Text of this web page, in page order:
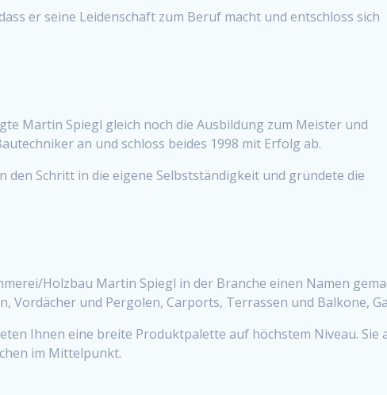
er seine Leidenschaft zum Beruf macht und entschloss sich
Martin Spiegl gleich noch die Ausbildung zum Meister und
an und schloss beides 1998 mit Erfolg ab.
den Schritt in die eigene Selbstständigkeit und gründete die
Holzbau Martin Spiegl in der Branche einen Namen
Vordächer und Pergolen, Carports, Terrassen und Balkone,
Ihnen eine breite Produktpalette auf höchstem Niveau. Sie
im Mittelpunkt.